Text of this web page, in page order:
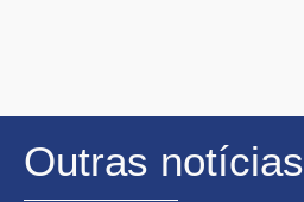
Outras notícias